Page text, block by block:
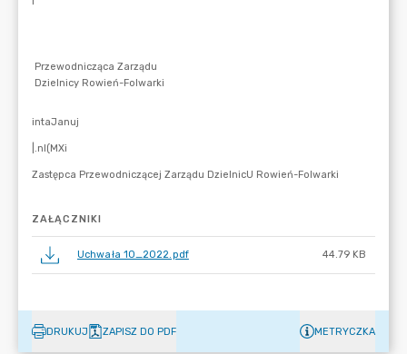
ZAŁĄCZNIKI
Uchwała 10_2022.pdf 44.79 KB
DRUKUJ ZAPISZ DO PDF METRYCZKA